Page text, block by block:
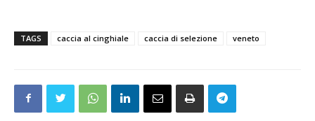
TAGS caccia al cinghiale caccia di selezione veneto